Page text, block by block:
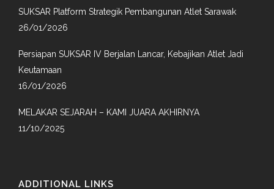
SUKSAR Platform Strategik Pembangunan Atlet Sarawak
26/01/2026
Persiapan SUKSAR IV Berjalan Lancar, Kebajikan Atlet Jadi
Keutamaan
16/01/2026
MELAKAR SEJARAH – KAMI JUARA AKHIRNYA
11/10/2025
ADDITIONAL LINKS